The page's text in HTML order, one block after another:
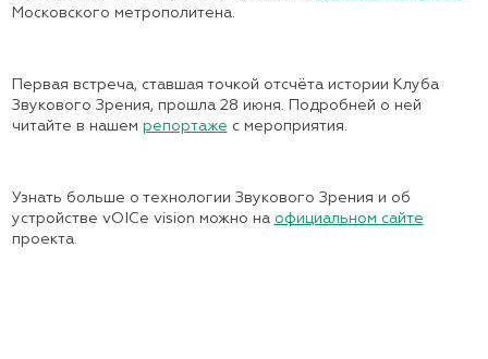
Московского метрополитена.
Первая встреча, ставшая точкой отсчёта истории Клуба
Звукового Зрения, прошла 28 июня. Подробней о ней
читайте в нашем репортаже с мероприятия.
Узнать больше о технологии Звукового Зрения и об
устройстве vOICe vision можно на официальном сайте
проекта.